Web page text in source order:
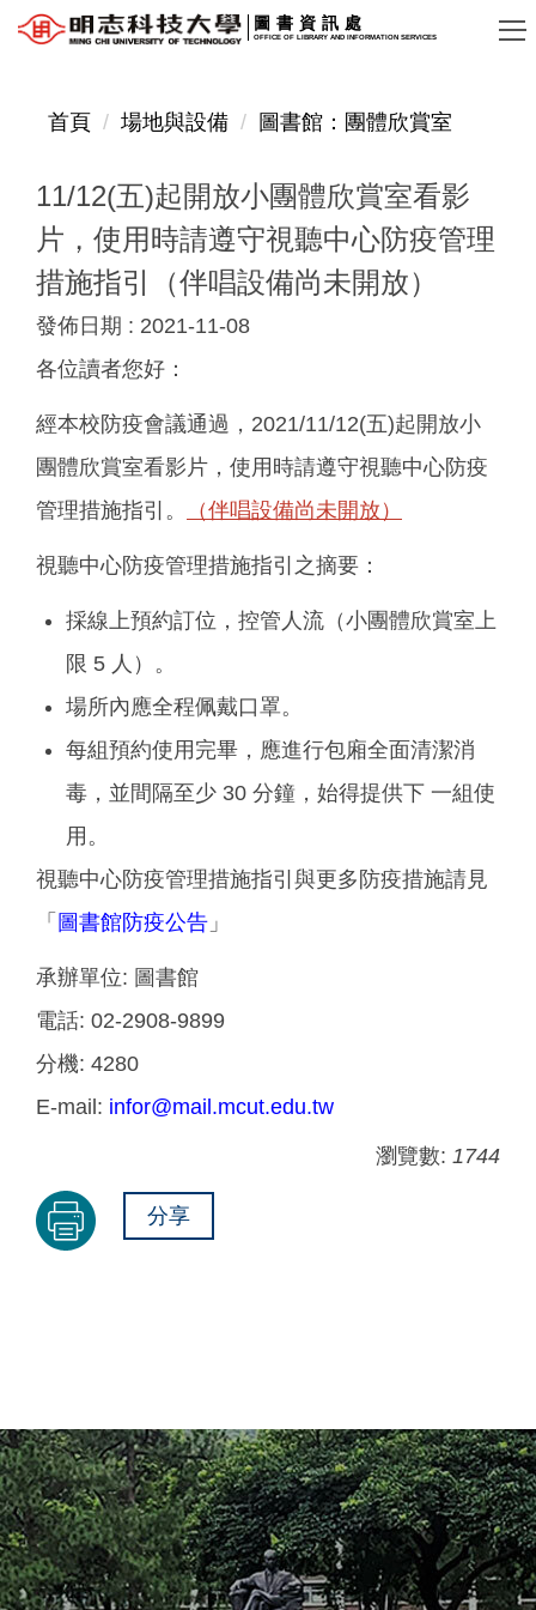
跳
圖書資訊處
OFFICE OF LIBRARY AND INFORMATION SERVICES
首頁 場地與設備 圖書館：團體欣賞室
11/12(五)起開放小團體欣賞室看影
片，使用時請遵守視聽中心防疫管理
措施指引（伴唱設備尚未開放）
發佈日期 : 2021-11-08
各位讀者您好：
經本校防疫會議通過，2021/11/12(五)起開放小
團體欣賞室看影片，使用時請遵守視聽中心防疫
管理措施指引。
（伴唱設備尚未開放）
視聽中心防疫管理措施指引之摘要：
採線上預約訂位，控管人流（小團體欣賞室上
限 5 人）。
場所內應全程佩戴口罩。
每組預約使用完畢，應進行包廂全面清潔消
毒，並間隔至少 30 分鐘，始得提供下 一組使
用。
視聽中心防疫管理措施指引與更多防疫措施請見
「 圖書館防疫公告 」
承辦單位: 圖書館
電話: 02-2908-9899
分機: 4280
E-mail: infor@mail.mcut.edu.tw
瀏覽數: 1744
分享